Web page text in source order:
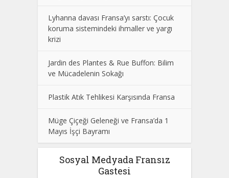
Lyhanna davası Fransa’yı sarstı: Çocuk
koruma sistemindeki ihmaller ve yargı
krizi
Jardin des Plantes & Rue Buffon: Bilim
ve Mücadelenin Sokağı
Plastik Atık Tehlikesi Karşısında Fransa
Müge Çiçeği Geleneği ve Fransa’da 1
Mayıs İşçi Bayramı
Sosyal Medyada Fransız
Gastesi